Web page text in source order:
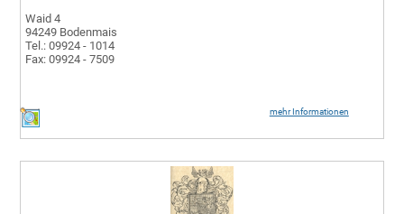
mehr Informationen
Waid 4
94249 Bodenmais
Tel.: 09924 - 1014
Fax: 09924 - 7509